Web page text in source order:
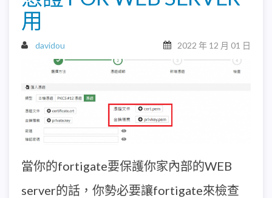
用
davidou 2022 年 12 月 01 日
當你的fortigate要保護你家內部的WEB
server的話，你勢必要讓fortigate來檢查